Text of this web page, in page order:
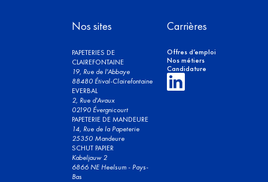
Nos sites
PAPETERIES DE
CLAIREFONTAINE
19, Rue de l'Abbaye
88480 Étival-Clairefontaine
EVERBAL
2, Rue d'Avaux
02190 Évergnicourt
PAPETERIE DE MANDEURE
14, Rue de la Papeterie
25350 Mandeure
SCHUT PAPIER
Kabeljauw 2
6866 NE Heelsum - Pays-
Bas
Carrières
Offres d’emploi
Nos métiers
Candidature